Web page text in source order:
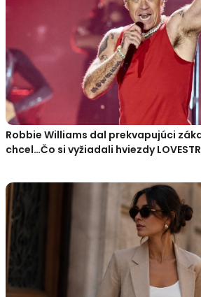
Robbie Williams dal prekvapujúci
chcel…Čo si vyžiadali hviezdy